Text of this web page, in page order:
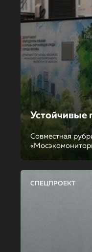
Устойчивые
Совместная
СПЕЦПРОЕКТ